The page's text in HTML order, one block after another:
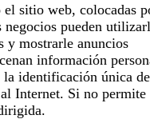
el sitio web, colocadas
pueden
y mostrarle anuncios
información
la identificación única
Internet. Si no permite